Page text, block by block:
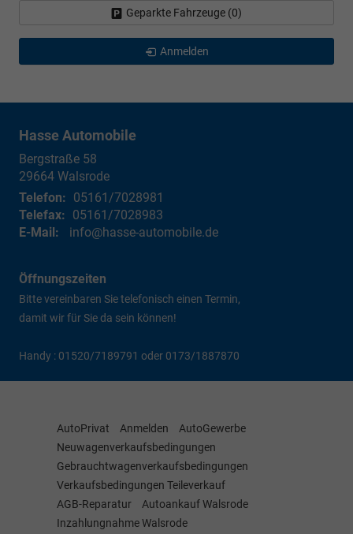
Geparkte Fahrzeuge (0)
Anmelden
Hasse Automobile
Bergstraße 58
29664 Walsrode
Telefon: 05161/7028981
Telefax: 05161/7028983
E-Mail:
info@hasse-automobile.de
Öffnungszeiten
Bitte vereinbaren Sie telefonisch einen Termin,
damit wir für Sie da sein können!
Handy : 01520/7189791 oder 0173/1887870
AutoPrivat Anmelden
AutoGewerbe
Neuwagenverkaufsbedingungen
Gebrauchtwagenverkaufsbedingungen
Verkaufsbedingungen Teileverkauf
AGB-Reparatur
Autoankauf Walsrode
Inzahlungnahme Walsrode